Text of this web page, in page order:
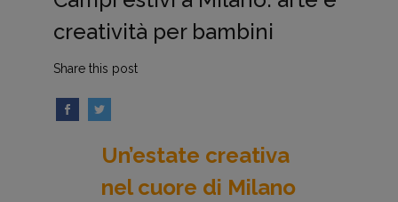
creatività per bambini
Share this post
Un’estate creativa
nel cuore di Milano